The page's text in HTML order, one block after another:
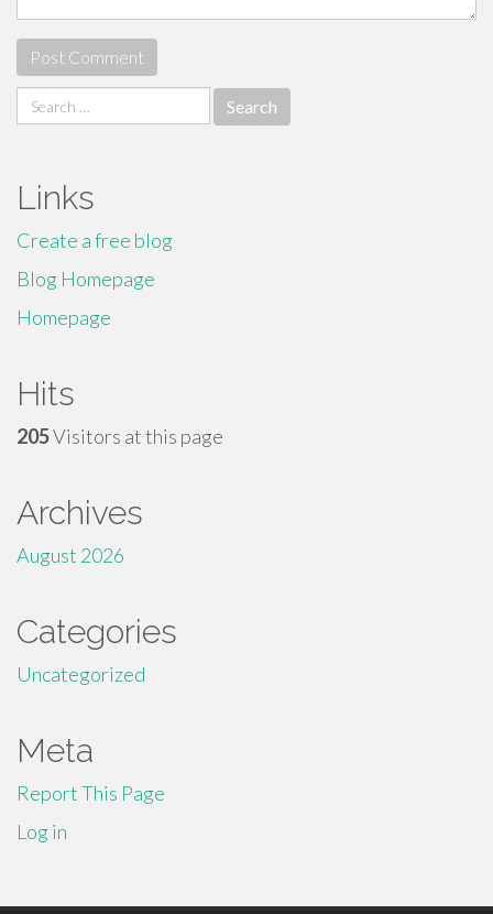
Search
for:
Links
Create a free blog
Blog Homepage
Homepage
Hits
205Visitors at this page
Archives
August 2026
Categories
Uncategorized
Meta
Report This Page
Log in